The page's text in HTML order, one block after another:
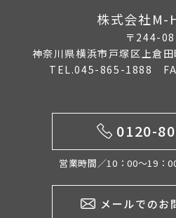
株式会社M-
〒244-
神奈川県横浜市戸塚区上倉
TEL.045-865-1888
0120-
営業時間／10：00〜19：
メールでのお